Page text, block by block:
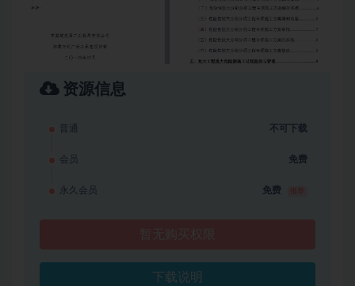
资源信息
普通 不可下载
会员 免费
永久会员 免费
下载说明